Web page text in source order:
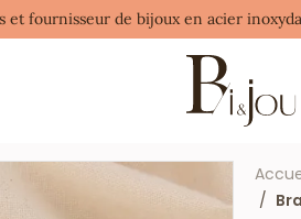
fournisseur de bijoux en acier